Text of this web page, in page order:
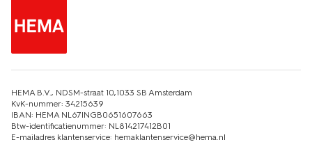
HEMA B.V., NDSM-straat 10,1033 SB Amsterdam
KvK-nummer: 34215639
IBAN: HEMA NL67INGB0651607663
Btw-identificatienummer: NL814217412B01
E-mailadres klantenservice: hemaklantenservice@hema.nl